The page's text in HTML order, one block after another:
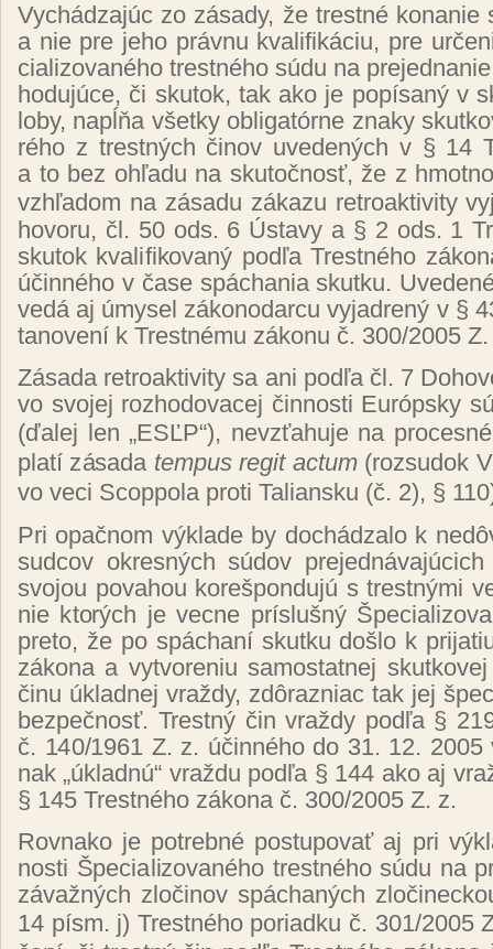
Vy­chá­dza­júc zo zá­sa­dy, že tres­tné ko­na­nie
a nie pre je­ho práv­nu kva­li­fi­ká­ciu, pre
cia­li­zo­va­né­ho tres­tné­ho sú­du na
ho­du­jú­ce, či sku­tok, tak ako je po­pí­sa­ný v
lo­by, napĺňa všet­ky ob­li­ga­tór­ne zna­ky
ré­ho z tres­tných či­nov uve­de­ných v § 14
a to bez oh­ľa­du na sku­toč­nosť, že z
vzhľa­dom na zá­sa­du zá­ka­zu ret­roak­ti­vi­ty
ho­vo­ru, čl. 50 ods. 6 Ústa­vy a § 2 ods. 1
sku­tok kva­li­fi­ko­va­ný pod­ľa Tres­tné­ho
účin­né­ho v ča­se spá­chania skut­ku.
ve­dá aj úmy­sel zá­ko­no­dar­cu vy­jad­re­ný v §
ta­no­ve­ní k Tres­tné­mu zá­ko­nu č. 300/2005
Zá­sa­da ret­roak­ti­vi­ty sa ani pod­ľa čl. 7
vo svo­jej roz­ho­do­va­cej čin­nos­ti Európ­sky
(ďa­lej len „ESĽP“), nev­zťa­hu­je na
pla­tí zá­sa­da tem­pus re­git ac­tum (roz­su­dok
vo ve­ci Scop­po­la pro­ti Ta­lian­sku (č. 2), § 110
Pri opač­nom vý­kla­de by do­chá­dza­lo k
sud­cov ok­res­ných sú­dov
svo­jou po­va­hou ko­reš­pon­du­jú s tres­tný­mi
nie kto­rých je vec­ne prís­luš­ný
pre­to, že po spá­cha­ní skut­ku doš­lo k
zá­ko­na a vy­tvo­re­niu sa­mos­tat­nej
či­nu úk­lad­nej vraž­dy, zdô­raz­niac tak jej
bez­peč­nosť. Trest­ný čin vraž­dy pod­ľa §
č. 140/1961 Z. z. účin­né­ho do 31. 12.
nak „úk­lad­nú“ vraž­du pod­ľa § 144 ako aj
§ 145 Tres­tné­ho zá­ko­na č. 300/2005 Z. z.
Rov­na­ko je pot­reb­né pos­tu­po­vať aj pri
nos­ti Špe­cia­li­zo­va­né­ho tres­tné­ho sú­du na
zá­važ­ných zlo­či­nov spá­cha­ných
14 písm. j) Tres­tné­ho po­riad­ku č. 301/2005